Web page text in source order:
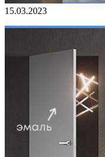
15.03.2023